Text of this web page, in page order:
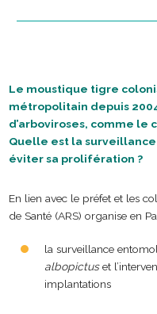
Le moustique tigre
métropolitain depuis
d’arboviroses, comme le
Quelle est la
éviter sa prolifération ?
En lien avec le préfet et les
de Santé (ARS) organise en
la surveillance
albopictuset
implantations